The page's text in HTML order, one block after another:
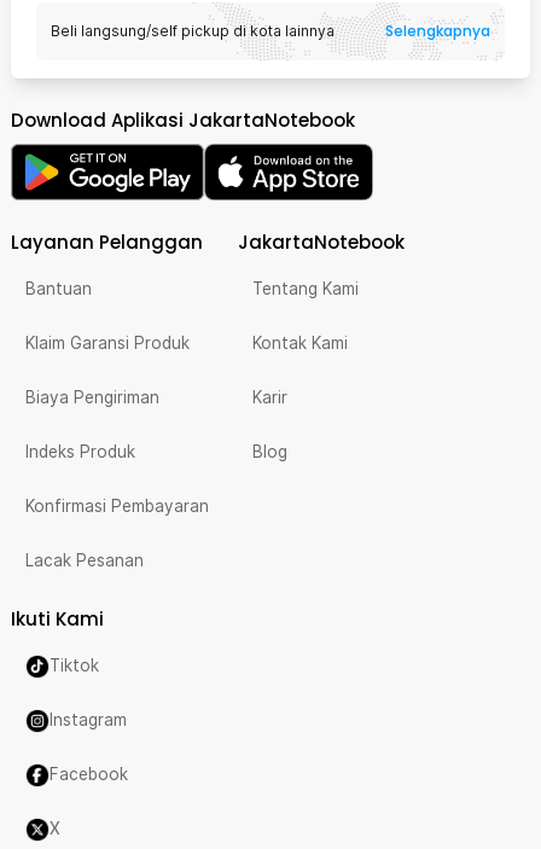
Beli langsung/self pickup di kota lainnya Selengkapnya
Download Aplikasi JakartaNotebook
Layanan Pelanggan
Bantuan
Klaim Garansi Produk
Biaya Pengiriman
Indeks Produk
Konfirmasi Pembayaran
Lacak Pesanan
JakartaNotebook
Tentang Kami
Kontak Kami
Karir
Blog
Ikuti Kami
Tiktok
Instagram
Facebook
X